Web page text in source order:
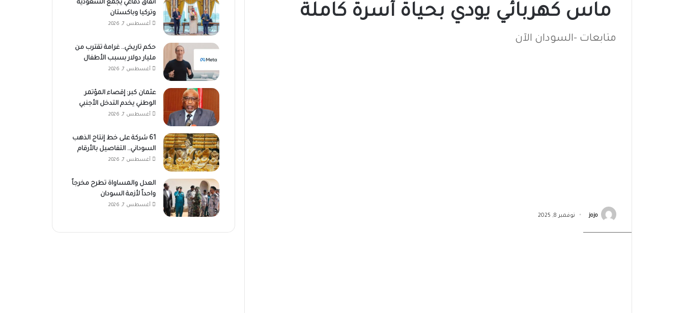
ماس كهربائي يودي بحياة أسرة كاملة
متابعات -السودان الآن
jojo
نوفمبر 8, 2025
اتفاق دفاعي يجمع السعودية
وتركيا وباكستان
أغسطس 7, 2026
حكم تاريخي.. غرامة تقترب من
مليار دولار بسبب الأطفال
أغسطس 7, 2026
عثمان كبر: إقصاء المؤتمر
الوطني يخدم التدخل الأجنبي
أغسطس 7, 2026
61 شركة على خط إنتاج الذهب
السوداني.. التفاصيل بالأرقام
أغسطس 7, 2026
العدل والمساواة تطرح مخرجاً
واحداً لأزمة السودان
أغسطس 7, 2026